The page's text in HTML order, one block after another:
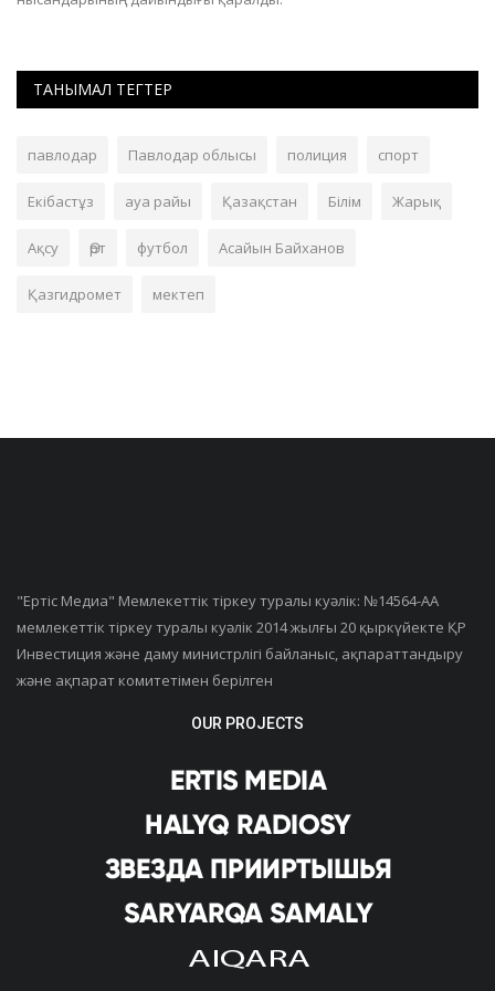
ТАНЫМАЛ ТЕГТЕР
павлодар Павлодар облысы полиция спорт
Екібастұз ауа райы Қазақстан Білім Жарық
Ақсу Өрт футбол Асайын Байханов
Қазгидромет мектеп
"Ертiс Медиа" Мемлекеттік тіркеу туралы куәлік: №14564-АА
мемлекеттік тіркеу туралы куәлік 2014 жылғы 20 қыркүйекте ҚР
Инвестиция және даму министрлігі байланыс, ақпараттандыру
және ақпарат комитетімен берілген
OUR PROJECTS